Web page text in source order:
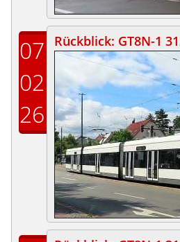
07
02
26
Rückblick: GT8N-1